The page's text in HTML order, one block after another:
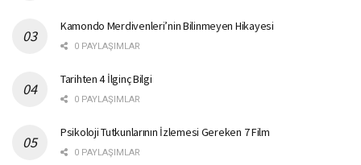
Kamondo Merdivenleri’nin Bilinmeyen Hikayesi
0 PAYLAŞIMLAR
Tarihten 4 İlginç Bilgi
0 PAYLAŞIMLAR
Psikoloji Tutkunlarının İzlemesi Gereken 7 Film
0 PAYLAŞIMLAR